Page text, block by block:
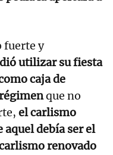
fuerte y
utilizar su fiesta
caja de
que no
el carlismo
debía ser el
renovado